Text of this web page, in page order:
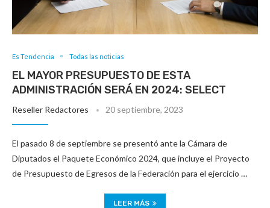
Es Tendencia Todas las noticias
EL MAYOR PRESUPUESTO DE ESTA
ADMINISTRACIÓN SERÁ EN 2024: SELECT
Reseller Redactores 20 septiembre, 2023
El pasado 8 de septiembre se presentó ante la Cámara de
Diputados el Paquete Económico 2024, que incluye el Proyecto
de Presupuesto de Egresos de la Federación para el ejercicio …
LEER MÁS